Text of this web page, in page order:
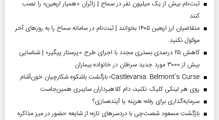
ثبت‌نام بیش از یک میلیون نفر در سماح | زائران «همیار اربعین» را نصب
کنند
متقاضیان ارز اربعین ۱۴۰۵ بخوانند | ثبت‌نام در سامانه سماح را به روز‌های آخر
موکول نکنید
کاهش ۲۵ درصدی بستری مجدد با اجرای طرح «پرستار پیگیر» | شناسایی
بیش از ۳۰۰۰ مورد جدید سرطان در خانواده بیماران
Castlevania: Belmont’s Curse؛ بازگشت باشکوه شکارچیان خون‌آشام
روی هر لینکی کلیک نکنید، دام کلاهبرداران سایبری همین‌جاست
سرمایه‌گذاری برای رفاه؛ هزینه یا آینده‌سازی؟
بازگشت مسعود شصت‌چی با دردسر‌های تازه؛ از شایعه حضور در میز مذاکره